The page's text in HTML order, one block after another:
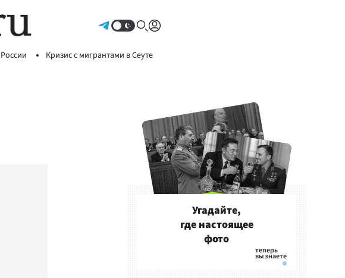
Кризис с мигрантами в Сеуте
Угадайте,
где настоящее
фото